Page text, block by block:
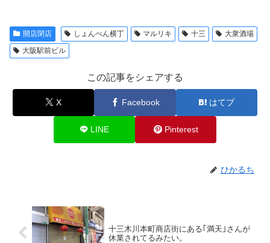
開店閉店 しょんべん横丁 マルリキ 十三
大衆酒場
大阪駅前ビル
この記事をシェアする
X Facebook はてブ
LINE Pinterest
ひかるち
十三木川本町商店街にある｢満天｣さんが
休業されてるみたい。